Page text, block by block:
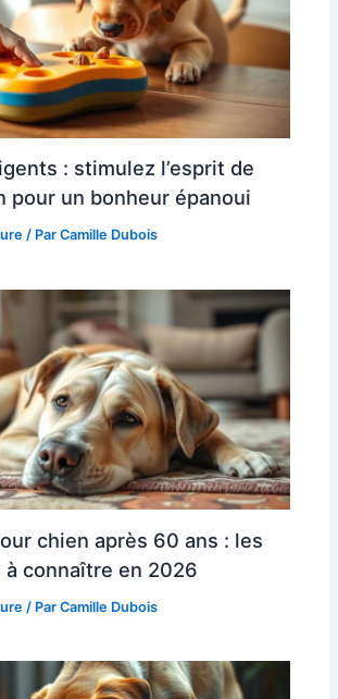
: stimulez l’esprit de
pour un bonheur épanoui
/ ParCamille Dubois
chien après 60 ans : les
à connaître en 2026
/ ParCamille Dubois